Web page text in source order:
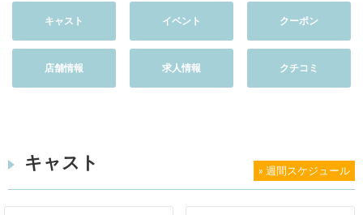
キャスト イベント クーポン
店舗情報 求人情報 クチコミ
キャスト » 週間スケジュール